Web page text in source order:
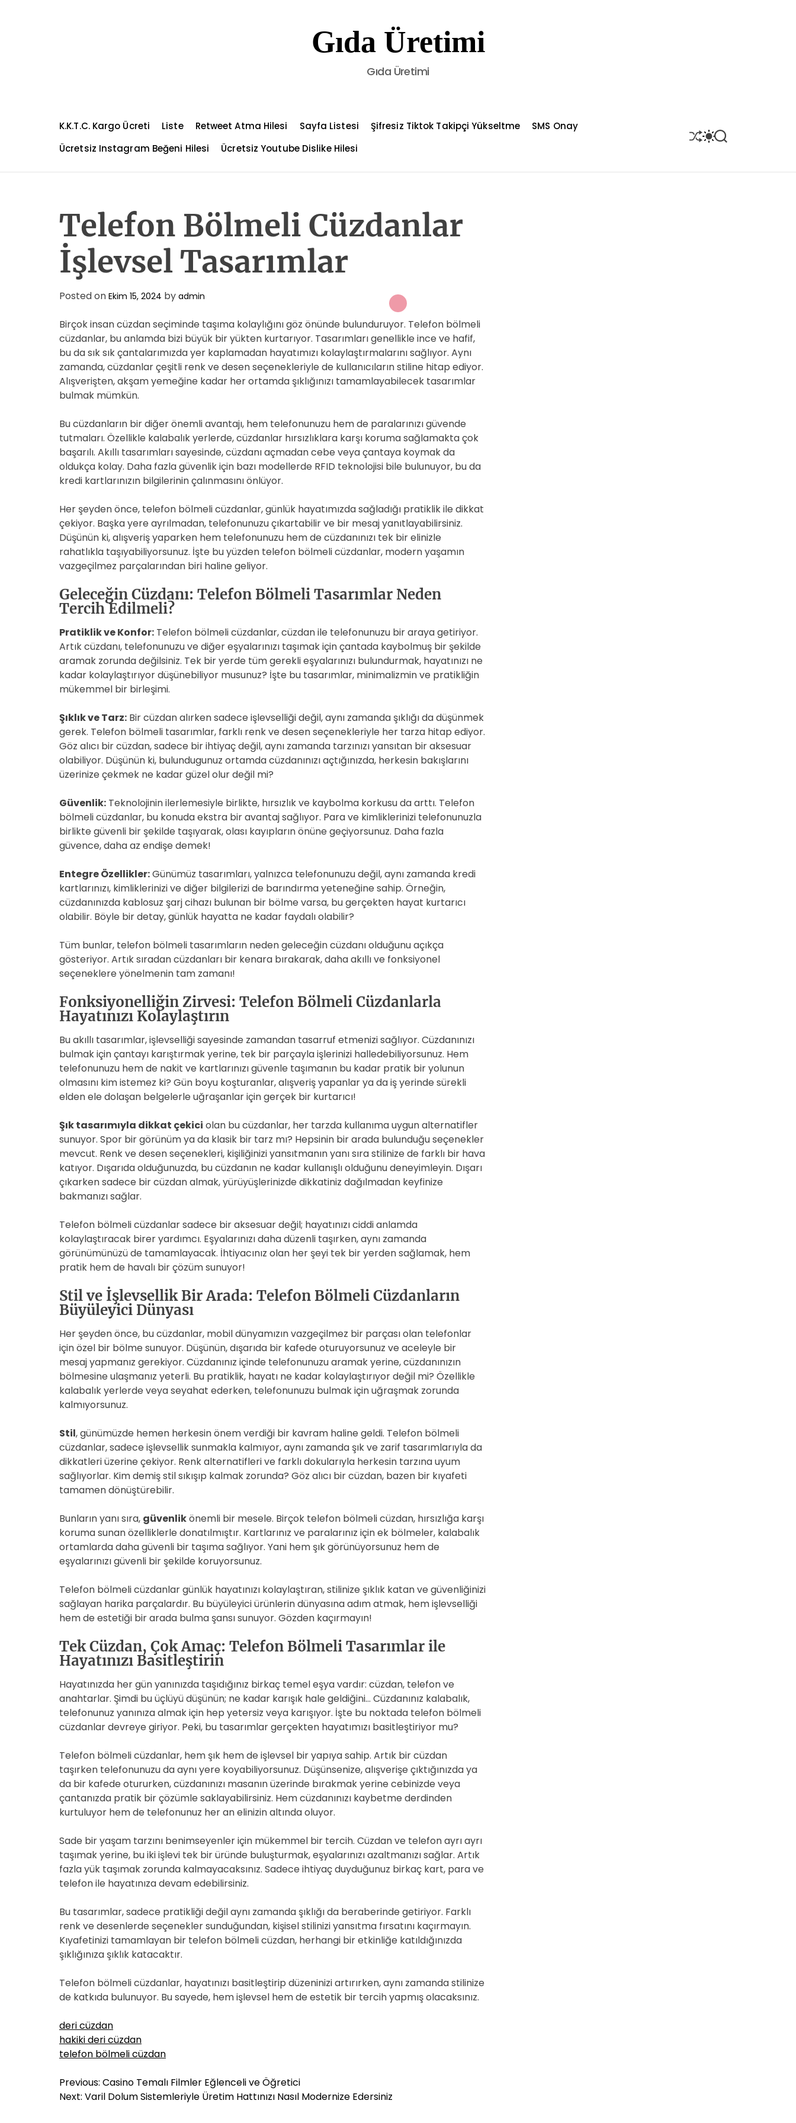
t
Gıda Üretimi
Gıda Üretimi
K.K.T.C. Kargo Ücreti Liste Retweet Atma Hilesi Sayfa Listesi Şifresiz Tiktok Takipçi Yükseltme
SMS Onay
Ücretsiz Instagram Beğeni Hilesi
Ücretsiz Youtube Dislike Hilesi
S
H
S
W
S
E
Telefon Bölmeli Cüzdanlar
İşlevsel Tasarımlar
Posted on Ekim 15, 2024 by admin
Birçok insan cüzdan seçiminde taşıma kolaylığını göz önünde bulunduruyor. Telefon bölmeli
cüzdanlar, bu anlamda bizi büyük bir yükten kurtarıyor. Tasarımları genellikle ince ve hafif,
bu da sık sık çantalarımızda yer kaplamadan hayatımızı kolaylaştırmalarını sağlıyor. Aynı
zamanda, cüzdanlar çeşitli renk ve desen seçenekleriyle de kullanıcıların stiline hitap ediyor.
Alışverişten, akşam yemeğine kadar her ortamda şıklığınızı tamamlayabilecek tasarımlar
bulmak mümkün.
Bu cüzdanların bir diğer önemli avantajı, hem telefonunuzu hem de paralarınızı güvende
tutmaları. Özellikle kalabalık yerlerde, cüzdanlar hırsızlıklara karşı koruma sağlamakta çok
başarılı. Akıllı tasarımları sayesinde, cüzdanı açmadan cebe veya çantaya koymak da
oldukça kolay. Daha fazla güvenlik için bazı modellerde RFID teknolojisi bile bulunuyor, bu da
kredi kartlarınızın bilgilerinin çalınmasını önlüyor.
Her şeyden önce, telefon bölmeli cüzdanlar, günlük hayatımızda sağladığı pratiklik ile dikkat
çekiyor. Başka yere ayrılmadan, telefonunuzu çıkartabilir ve bir mesaj yanıtlayabilirsiniz.
Düşünün ki, alışveriş yaparken hem telefonunuzu hem de cüzdanınızı tek bir elinizle
rahatlıkla taşıyabiliyorsunuz. İşte bu yüzden telefon bölmeli cüzdanlar, modern yaşamın
vazgeçilmez parçalarından biri haline geliyor.
Geleceğin Cüzdanı: Telefon Bölmeli Tasarımlar Neden
Tercih Edilmeli?
Pratiklik ve Konfor: Telefon bölmeli cüzdanlar, cüzdan ile telefonunuzu bir araya getiriyor.
Artık cüzdanı, telefonunuzu ve diğer eşyalarınızı taşımak için çantada kaybolmuş bir şekilde
aramak zorunda değilsiniz. Tek bir yerde tüm gerekli eşyalarınızı bulundurmak, hayatınızı ne
kadar kolaylaştırıyor düşünebiliyor musunuz? İşte bu tasarımlar, minimalizmin ve pratikliğin
mükemmel bir birleşimi.
Şıklık ve Tarz: Bir cüzdan alırken sadece işlevselliği değil, aynı zamanda şıklığı da düşünmek
gerek. Telefon bölmeli tasarımlar, farklı renk ve desen seçenekleriyle her tarza hitap ediyor.
Göz alıcı bir cüzdan, sadece bir ihtiyaç değil, aynı zamanda tarzınızı yansıtan bir aksesuar
olabiliyor. Düşünün ki, bulundugunuz ortamda cüzdanınızı açtığınızda, herkesin bakışlarını
üzerinize çekmek ne kadar güzel olur değil mi?
Güvenlik: Teknolojinin ilerlemesiyle birlikte, hırsızlık ve kaybolma korkusu da arttı. Telefon
bölmeli cüzdanlar, bu konuda ekstra bir avantaj sağlıyor. Para ve kimliklerinizi telefonunuzla
birlikte güvenli bir şekilde taşıyarak, olası kayıpların önüne geçiyorsunuz. Daha fazla
güvence, daha az endişe demek!
Entegre Özellikler:Günümüz tasarımları, yalnızca telefonunuzu değil, aynı zamanda kredi
kartlarınızı, kimliklerinizi ve diğer bilgilerizi de barındırma yeteneğine sahip. Örneğin,
cüzdanınızda kablosuz şarj cihazı bulunan bir bölme varsa, bu gerçekten hayat kurtarıcı
olabilir. Böyle bir detay, günlük hayatta ne kadar faydalı olabilir?
Tüm bunlar, telefon bölmeli tasarımların neden geleceğin cüzdanı olduğunu açıkça
gösteriyor. Artık sıradan cüzdanları bir kenara bırakarak, daha akıllı ve fonksiyonel
seçeneklere yönelmenin tam zamanı!
Fonksiyonelliğin Zirvesi: Telefon Bölmeli Cüzdanlarla
Hayatınızı Kolaylaştırın
Bu akıllı tasarımlar, işlevselliği sayesinde zamandan tasarruf etmenizi sağlıyor. Cüzdanınızı
bulmak için çantayı karıştırmak yerine, tek bir parçayla işlerinizi halledebiliyorsunuz. Hem
telefonunuzu hem de nakit ve kartlarınızı güvenle taşımanın bu kadar pratik bir yolunun
olmasını kim istemez ki? Gün boyu koşturanlar, alışveriş yapanlar ya da iş yerinde sürekli
elden ele dolaşan belgelerle uğraşanlar için gerçek bir kurtarıcı!
Şık tasarımıyla dikkat çekici olan bu cüzdanlar, her tarzda kullanıma uygun alternatifler
sunuyor. Spor bir görünüm ya da klasik bir tarz mı? Hepsinin bir arada bulunduğu seçenekler
mevcut. Renk ve desen seçenekleri, kişiliğinizi yansıtmanın yanı sıra stilinize de farklı bir hava
katıyor. Dışarıda olduğunuzda, bu cüzdanın ne kadar kullanışlı olduğunu deneyimleyin. Dışarı
çıkarken sadece bir cüzdan almak, yürüyüşlerinizde dikkatiniz dağılmadan keyfinize
bakmanızı sağlar.
Telefon bölmeli cüzdanlar sadece bir aksesuar değil; hayatınızı ciddi anlamda
kolaylaştıracak birer yardımcı. Eşyalarınızı daha düzenli taşırken, aynı zamanda
görünümünüzü de tamamlayacak. İhtiyacınız olan her şeyi tek bir yerden sağlamak, hem
pratik hem de havalı bir çözüm sunuyor!
Stil ve İşlevsellik Bir Arada: Telefon Bölmeli Cüzdanların
Büyüleyici Dünyası
Her şeyden önce, bu cüzdanlar, mobil dünyamızın vazgeçilmez bir parçası olan telefonlar
için özel bir bölme sunuyor. Düşünün, dışarıda bir kafede oturuyorsunuz ve aceleyle bir
mesaj yapmanız gerekiyor. Cüzdanınız içinde telefonunuzu aramak yerine, cüzdanınızın
bölmesine ulaşmanız yeterli. Bu pratiklik, hayatı ne kadar kolaylaştırıyor değil mi? Özellikle
kalabalık yerlerde veya seyahat ederken, telefonunuzu bulmak için uğraşmak zorunda
kalmıyorsunuz.
Stil, günümüzde hemen herkesin önem verdiği bir kavram haline geldi. Telefon bölmeli
cüzdanlar, sadece işlevsellik sunmakla kalmıyor, aynı zamanda şık ve zarif tasarımlarıyla da
dikkatleri üzerine çekiyor. Renk alternatifleri ve farklı dokularıyla herkesin tarzına uyum
sağlıyorlar. Kim demiş stil sıkışıp kalmak zorunda? Göz alıcı bir cüzdan, bazen bir kıyafeti
tamamen dönüştürebilir.
Bunların yanı sıra, güvenlikönemli bir mesele. Birçok telefon bölmeli cüzdan, hırsızlığa karşı
koruma sunan özelliklerle donatılmıştır. Kartlarınız ve paralarınız için ek bölmeler, kalabalık
ortamlarda daha güvenli bir taşıma sağlıyor. Yani hem şık görünüyorsunuz hem de
eşyalarınızı güvenli bir şekilde koruyorsunuz.
Telefon bölmeli cüzdanlar günlük hayatınızı kolaylaştıran, stilinize şıklık katan ve güvenliğinizi
sağlayan harika parçalardır. Bu büyüleyici ürünlerin dünyasına adım atmak, hem işlevselliği
hem de estetiği bir arada bulma şansı sunuyor. Gözden kaçırmayın!
Tek Cüzdan, Çok Amaç: Telefon Bölmeli Tasarımlar ile
Hayatınızı Basitleştirin
Hayatınızda her gün yanınızda taşıdığınız birkaç temel eşya vardır: cüzdan, telefon ve
anahtarlar. Şimdi bu üçlüyü düşünün; ne kadar karışık hale geldiğini… Cüzdanınız kalabalık,
telefonunuz yanınıza almak için hep yetersiz veya karışıyor. İşte bu noktada telefon bölmeli
cüzdanlar devreye giriyor. Peki, bu tasarımlar gerçekten hayatımızı basitleştiriyor mu?
Telefon bölmeli cüzdanlar, hem şık hem de işlevsel bir yapıya sahip. Artık bir cüzdan
taşırken telefonunuzu da aynı yere koyabiliyorsunuz. Düşünsenize, alışverişe çıktığınızda ya
da bir kafede otururken, cüzdanınızı masanın üzerinde bırakmak yerine cebinizde veya
çantanızda pratik bir çözümle saklayabilirsiniz. Hem cüzdanınızı kaybetme derdinden
kurtuluyor hem de telefonunuz her an elinizin altında oluyor.
Sade bir yaşam tarzını benimseyenler için mükemmel bir tercih. Cüzdan ve telefon ayrı ayrı
taşımak yerine, bu iki işlevi tek bir üründe buluşturmak, eşyalarınızı azaltmanızı sağlar. Artık
fazla yük taşımak zorunda kalmayacaksınız. Sadece ihtiyaç duyduğunuz birkaç kart, para ve
telefon ile hayatınıza devam edebilirsiniz.
Bu tasarımlar, sadece pratikliği değil aynı zamanda şıklığı da beraberinde getiriyor. Farklı
renk ve desenlerde seçenekler sunduğundan, kişisel stilinizi yansıtma fırsatını kaçırmayın.
Kıyafetinizi tamamlayan bir telefon bölmeli cüzdan, herhangi bir etkinliğe katıldığınızda
şıklığınıza şıklık katacaktır.
Telefon bölmeli cüzdanlar, hayatınızı basitleştirip düzeninizi artırırken, aynı zamanda stilinize
de katkıda bulunuyor. Bu sayede, hem işlevsel hem de estetik bir tercih yapmış olacaksınız.
deri cüzdan
hakiki deri cüzdan
telefon bölmeli cüzdan
Y
a
Previous: Casino Temalı Filmler Eğlenceli ve Öğretici
Next: Varil Dolum Sistemleriyle Üretim Hattınızı Nasıl Modernize Edersiniz